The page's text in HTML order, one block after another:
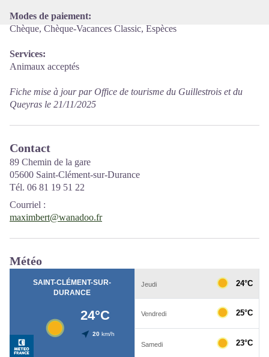
Modes de paiement:
Chèque, Chèque-Vacances Classic, Espèces
Services:
Animaux acceptés
Fiche mise à jour par Office de tourisme du Guillestrois et du
Queyras le 21/11/2025
Contact
89 Chemin de la gare
05600 Saint-Clément-sur-Durance
Tél. 06 81 19 51 22
Courriel :
maximbert@wanadoo.fr
Météo